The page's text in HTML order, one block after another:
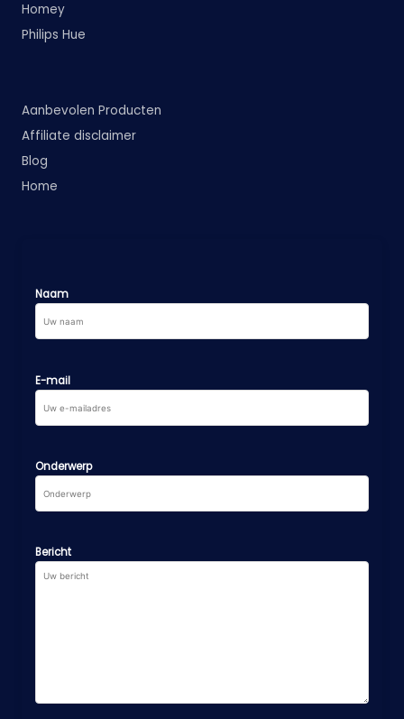
Homey
Philips Hue
Aanbevolen Producten
Affiliate disclaimer
Blog
Home
Naam
E-mail
Onderwerp
Bericht